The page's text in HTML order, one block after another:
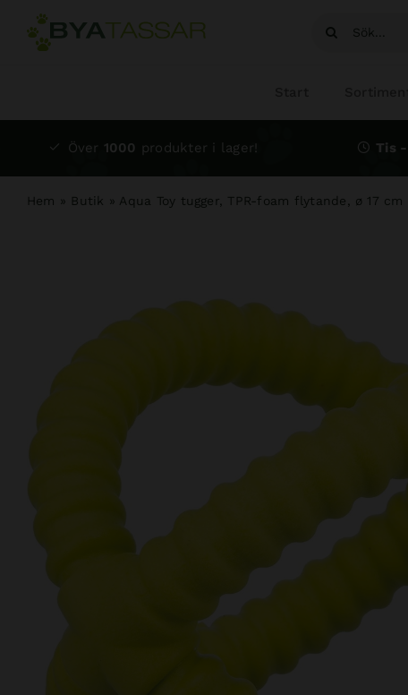
Fortsätt
Sök
Över 1000 produkter i lager! Tis
Hem » Butik » Aqua Toy tugger, TPR-foam flytande, ø 17 cm